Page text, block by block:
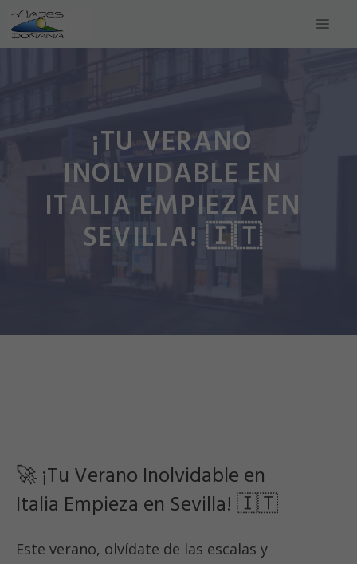
Saltar
¡TU VERANO
INOLVIDABLE EN
ITALIA EMPIEZA EN
SEVILLA! 🇮🇹
🚀 ¡Tu Verano Inolvidable en
Italia Empieza en Sevilla! 🇮🇹
Este verano, olvídate de las escalas y